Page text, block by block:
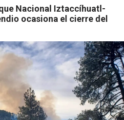
a
Nacional Iztaccíhuatl-
ocasiona el cierre del